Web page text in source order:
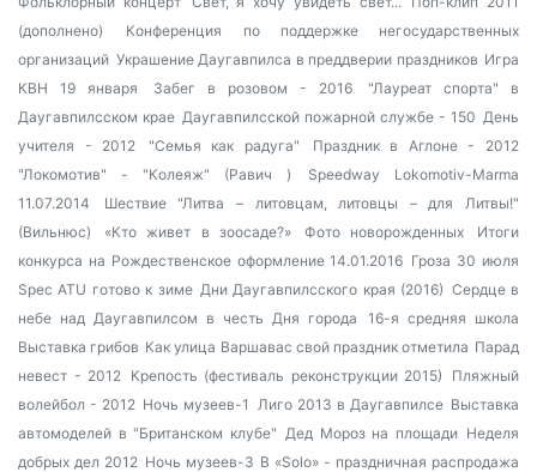
(дополнено)
Конференция по поддержке негосударственных
организаций Украшение Даугавпилса в преддверии праздников Игра
КВН 19 января
Забег в розовом - 2016
"Лауреат спорта" в
Даугавпилсском крае Даугавпилсской пожарной службе - 150 День
учителя - 2012
"Семья как радуга"
Праздник в Аглоне - 2012
"Локомотив" - "Колеяж" (Равич )
Speedway Lokomotiv-Marma
11.07.2014
Шествие "Литва – литовцам, литовцы – для Литвы!"
(Вильнюс)
«Кто живет в зоосаде?» Фото новорожденных
Итоги
конкурса на Рождественское оформление 14.01.2016 Гроза 30 июля
Spec ATU готово к зиме Дни Даугавпилсского края (2016) Сердце в
небе над Даугавпилсом в честь Дня города
16-я средняя школа
Выставка грибов Как улица Варшавас свой праздник отметила Парад
невест - 2012 Крепость (фестиваль реконструкции 2015)
Пляжный
волейбол - 2012 Ночь музеев-1 Лиго 2013 в Даугавпилсе Выставка
автомоделей в "Британском клубе" Дед Мороз на площади Неделя
добрых дел 2012 Ночь музеев-3 В «Solo» - праздничная распродажа